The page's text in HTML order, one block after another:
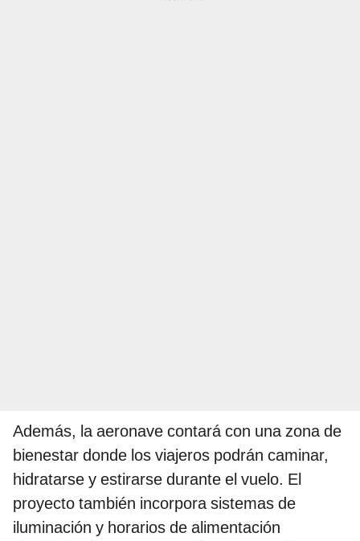
Además, la aeronave contará con una zona de
bienestar donde los viajeros podrán caminar,
hidratarse y estirarse durante el vuelo. El
proyecto también incorpora sistemas de
iluminación y horarios de alimentación